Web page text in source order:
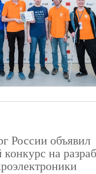
России объявил
на